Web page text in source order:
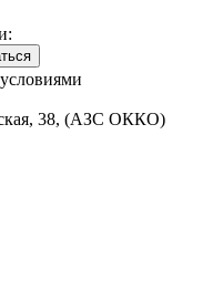
38, (АЗС ОККО)